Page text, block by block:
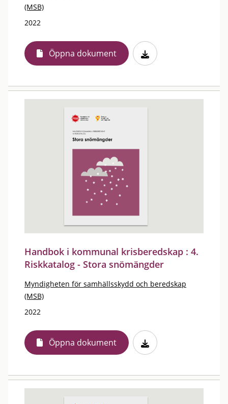
(MSB)
2022
Öppna dokument
Handbok i kommunal krisberedskap : 4.
Riskkatalog - Stora snömängder
Myndigheten för samhällsskydd och beredskap
(MSB)
2022
Öppna dokument